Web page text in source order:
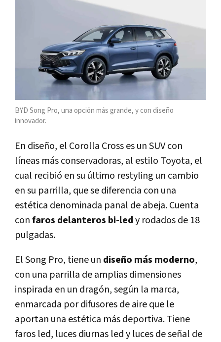
BYD Song Pro, una opción más grande, y con diseño
innovador.
En diseño, el Corolla Cross es un SUV con
líneas más conservadoras, al estilo Toyota, el
cual recibió en su último restyling un cambio
en su parrilla, que se diferencia con una
estética denominada panal de abeja. Cuenta
confaros delanteros bi-ledy rodados de 18
pulgadas.
El Song Pro, tiene un diseño más moderno,
con una parrilla de amplias dimensiones
inspirada en un dragón, según la marca,
enmarcada por difusores de aire que le
aportan una estética más deportiva. Tiene
faros led, luces diurnas led y luces de señal de